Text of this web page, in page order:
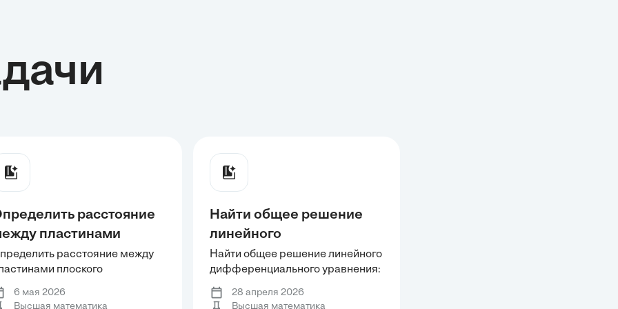
расстояние
пластинами
конденсатора
пФ, если
пластин равна ,
расстояние между
плоского
ёмкостью пФ, если
пластин равна , а
6 мая 2026
Высшая математика
Найти общее решение
линейного
дифференциального
уравнения: , .
Найти общее решение линейного
дифференциального уравнения:
, .
28 апреля 2026
Высшая математика